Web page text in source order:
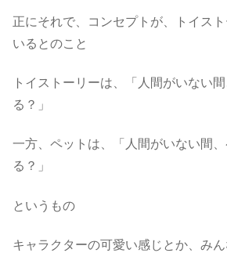
正にそれで、コンセプトが、トイス
いるとのこと
トイストーリーは、「人間がいない
る？」
一方、ペットは、「人間がいない間
る？」
というもの
キャラクターの可愛い感じとか、み